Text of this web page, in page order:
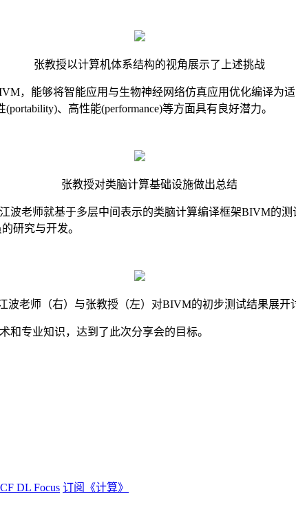
张教授以计算机体系结构的视角展示了上述挑战
，能够将智能应用与生物神经网络仿真应用优化编译为
、高性能(performance)等方面具有良好潜力。
张教授对类脑计算基础设施做出总结
波老师就基于多层中间表示的类脑计算编译框架BIVM的测
研究与开发。
波老师（右）与张教授（左）对BIVM的初步测试结果展开
和专业知识，达到了此次分享会的目标。
DL Focus 订阅《计算》